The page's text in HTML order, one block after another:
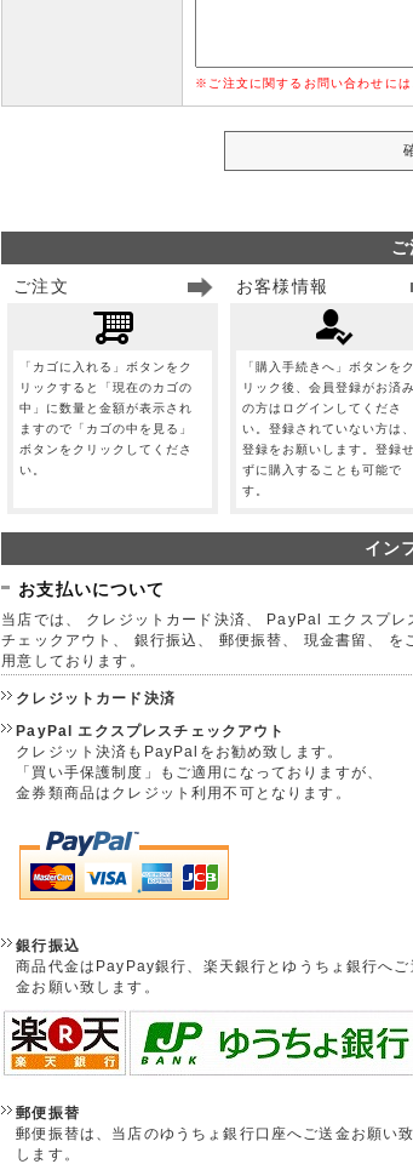
※ご注文に関するお問い合わせには
ご注文
「カゴに入れる」ボタンをク
リックすると「現在のカゴの
中」に数量と金額が表示され
ますので「カゴの中を見る」
ボタンをクリックしてくださ
い。
お客様情報
「購入手続きへ」ボタンをク
リック後、会員登録がお済み
の方はログインしてくださ
い。登録されていない方は、
登録をお願いします。登録せ
ずに購入することも可能で
す。
イン
お支払いについて
当店では、 クレジットカード決済、 PayPal エクスプレ
チェックアウト、 銀行振込、 郵便振替、 現金書留、 を
用意しております。
クレジットカード決済
PayPal エクスプレスチェックアウト
クレジット決済もPayPalをお勧め致します。
「買い手保護制度」もご適用になっておりますが、
金券類商品はクレジット利用不可となります。
銀行振込
商品代金はPayPay銀行、楽天銀行とゆうちょ銀行へご
金お願い致します。
郵便振替
郵便振替は、当店のゆうちょ銀行口座へご送金お願い致
します。